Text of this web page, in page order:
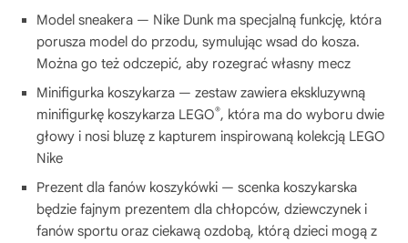
Model sneakera — Nike Dunk ma specjalną funkcję, która
porusza model do przodu, symulując wsad do kosza.
Można go też odczepić, aby rozegrać własny mecz
Minifigurka koszykarza — zestaw zawiera ekskluzywną
minifigurkę koszykarza LEGO®, która ma do wyboru dwie
głowy i nosi bluzę z kapturem inspirowaną kolekcją LEGO
Nike
Prezent dla fanów koszykówki — scenka koszykarska
będzie fajnym prezentem dla chłopców, dziewczynek i
fanów sportu oraz ciekawą ozdobą, którą dzieci mogą z